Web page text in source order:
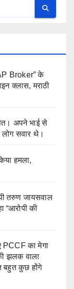
Broker” के
क्लास, मराठी
अपने भाई से
सवार थे।
हमला,
तरुण जायसवाल
की
PCCF का मेगा
झलक वाला
बहुत कुछ होंगे